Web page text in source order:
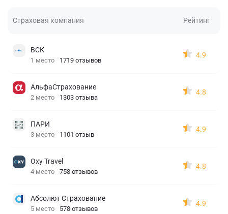
Страховая компания Рейтинг
ВСК
1 место 1719 отзывов
4.9
АльфаСтрахование
2 место 1303 отзыва
4.8
ПАРИ
3 место 1101 отзыв
4.9
Oxy Travel
4 место 758 отзывов
4.8
Абсолют Страхование
5 место 578 отзывов
4.9